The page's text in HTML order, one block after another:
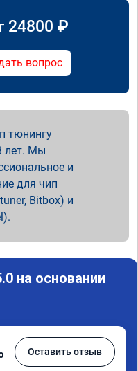
24800 ₽
вопрос
тюнингу
лет. Мы
и
для чип
Bitbox) и
на основании
Оставить отзыв